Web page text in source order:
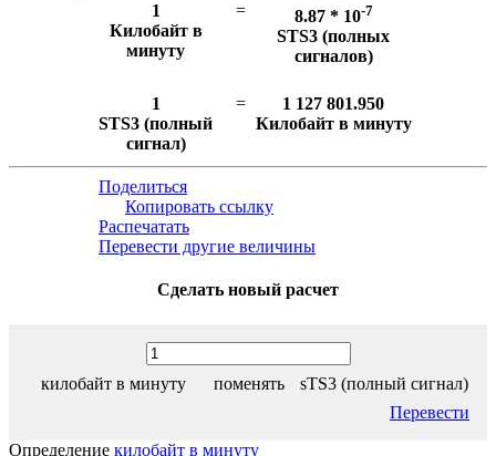
1
Килобайт в
минуту
= 8.87 * 10-7
STS3 (полных
сигналов)
1
STS3 (полный
сигнал)
=
1 127 801.950
Килобайт в минуту
Поделиться
Копировать ссылку
Распечатать
Перевести другие величины
Сделать новый расчет
килобайт в минуту поменять
sTS3 (полный сигнал)
Перевести
Определение килобайт в минуту